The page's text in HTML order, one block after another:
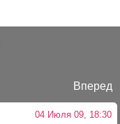
Вперед
04 Июля 09, 18:30